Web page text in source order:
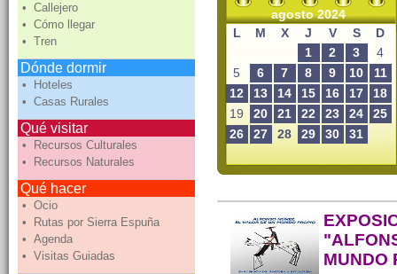
• Callejero
• Cómo llegar
• Tren
Dónde dormir
• Hoteles
• Casas Rurales
Qué visitar
• Recursos Culturales
• Recursos Naturales
Qué hacer
• Ocio
• Rutas por Sierra Espuña
• Agenda
• Visitas Guiadas
agosto 2024
L
M X J V S
D
1
2 3
4
5
6 7 8 9 10
11
12
13 14 15 16 17
18
19
20 21 22 23 24
25
26
27 28 29 30 31
MUNDO